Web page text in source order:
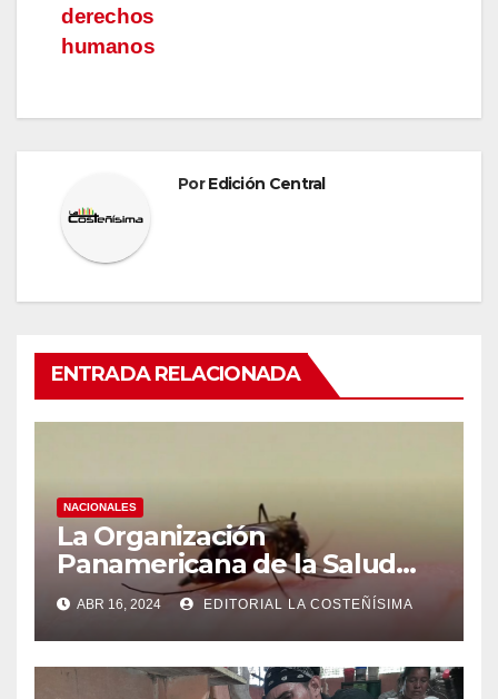
derechos
humanos
PorEdición Central
ENTRADA RELACIONADA
NACIONALES
La Organización
Panamericana de la Salud
(OPS), recomienda reforzar
medidas ante el aumento de
casos de dengue
ABR 16, 2024 EDITORIAL LA COSTEÑÍSIMA